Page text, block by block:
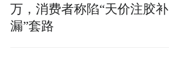
万，消费者称陷“天价注胶补
漏”套路